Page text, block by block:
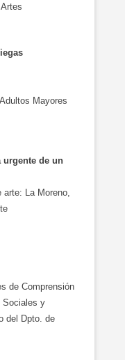
Mayores
urgente de un
La Moreno,
de Comprensión
Sociales y
del Dpto. de